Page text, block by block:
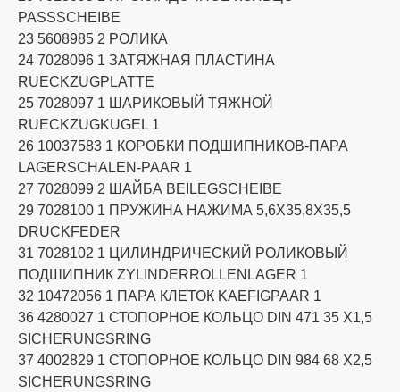
PASSSCHEIBE
23 5608985 2 РОЛИКА
24 7028096 1 ЗАТЯЖНАЯ ПЛАСТИНА
RUECKZUGPLATTE
25 7028097 1 ШАРИКОВЫЙ ТЯЖНОЙ
RUECKZUGKUGEL 1
26 10037583 1 КОРОБКИ ПОДШИПНИКОВ-ПАРА
LAGERSCHALEN-PAAR 1
27 7028099 2 ШАЙБА BEILEGSCHEIBE
29 7028100 1 ПРУЖИНА НАЖИМА 5,6X35,8X35,5
DRUCKFEDER
31 7028102 1 ЦИЛИНДРИЧЕСКИЙ РОЛИКОВЫЙ
ПОДШИПНИК ZYLINDERROLLENLAGER 1
32 10472056 1 ПАРА КЛЕТОК KAEFIGPAAR 1
36 4280027 1 СТОПОРНОЕ КОЛЬЦО DIN 471 35 X1,5
SICHERUNGSRING
37 4002829 1 СТОПОРНОЕ КОЛЬЦО DIN 984 68 X2,5
SICHERUNGSRING